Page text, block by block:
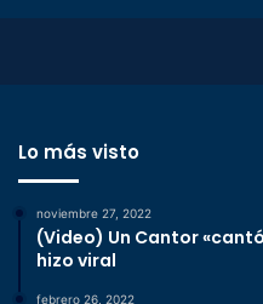
Lo más visto
noviembre 27, 2022
(Video) Un Cantor
hizo viral
febrero 26, 2022